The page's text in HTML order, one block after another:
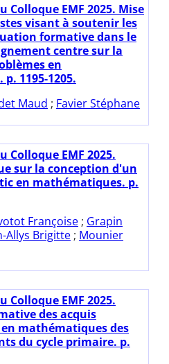
Colloque EMF 2025. Mise
visant à soutenir les
formative dans le
centre sur la
en
1195-1205.
Maud ; Favier Stéphane
Colloque EMF 2025.
sur la conception d'un
en mathématiques. p.
Françoise ; Grapin
Allys Brigitte ; Mounier
Colloque EMF 2025.
des acquis
mathématiques des
du cycle primaire. p.